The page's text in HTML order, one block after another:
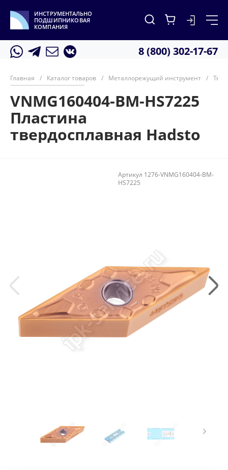
ИНСТРУМЕНТАЛЬНО
ПОДШИПНИКОВАЯ
КОМПАНИЯ
8 (800) 302-17-67
Главная / Каталог товаров / Металлорежущий инструмент /
VNMG160404-BM-HS7225
Пластина
твердосплавная Hadsto
Артикул 1276-VNMG160404-BM-
HS7225